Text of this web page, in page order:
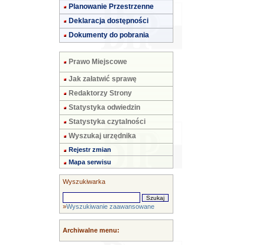
Planowanie Przestrzenne
Deklaracja dostępności
Dokumenty do pobrania
Prawo Miejscowe
Jak załatwić sprawę
Redaktorzy Strony
Statystyka odwiedzin
Statystyka czytalności
Wyszukaj urzędnika
Rejestr zmian
Mapa serwisu
Wyszukiwarka
»Wyszukiwanie zaawansowane
Archiwalne menu: